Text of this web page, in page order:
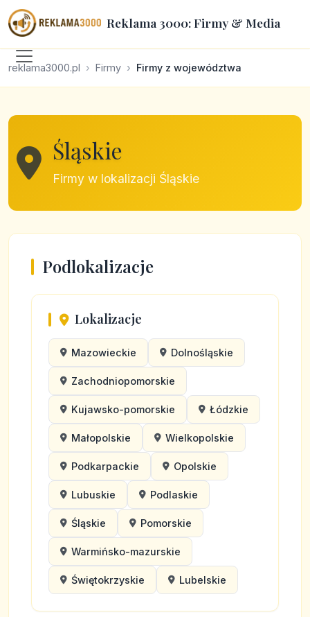
Reklama 3000: Firmy & Media
reklama3000.pl Firmy Firmy z województwa
Śląskie
Firmy w lokalizacji Śląskie
Podlokalizacje
Lokalizacje
Mazowieckie Dolnośląskie
Zachodniopomorskie
Kujawsko-pomorskie Łódzkie
Małopolskie Wielkopolskie
Podkarpackie Opolskie
Lubuskie Podlaskie
Śląskie Pomorskie
Warmińsko-mazurskie
Świętokrzyskie Lubelskie